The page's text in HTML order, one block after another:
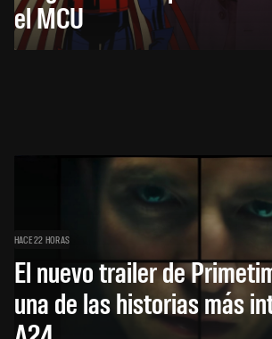
el MCU
HACE 22 HORAS
El nuevo trailer de
una de las historias más